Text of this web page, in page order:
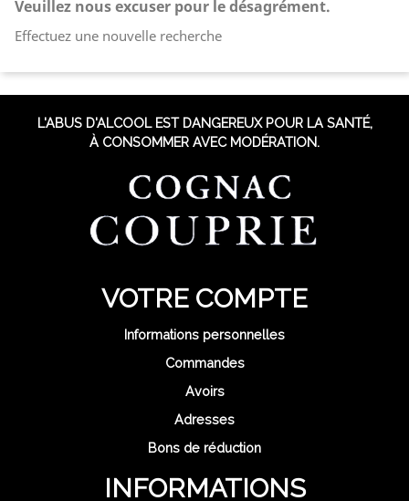
Veuillez nous excuser pour le désagrément.
Effectuez une nouvelle recherche
L'ABUS D'ALCOOL EST DANGEREUX POUR LA SANTÉ,
À CONSOMMER AVEC MODÉRATION.
VOTRE COMPTE
Informations personnelles
Commandes
Avoirs
Adresses
Bons de réduction
INFORMATIONS